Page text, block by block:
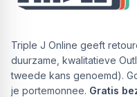
Triple J Online geeft
duurzame, kwalitatieve
tweede kans genoemd).
je portemonnee. Gratis